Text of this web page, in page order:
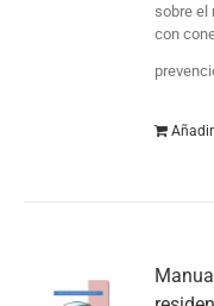
sobre el
con